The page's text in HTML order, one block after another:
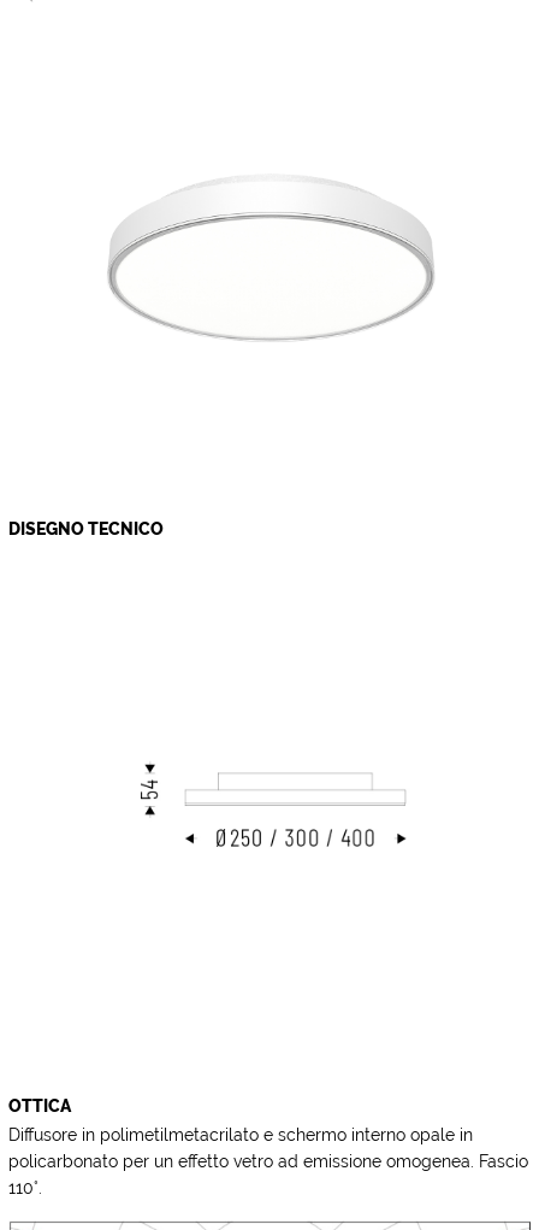
DISEGNO TECNICO
OTTICA
Diffusore in polimetilmetacrilato e schermo interno opale in
policarbonato per un effetto vetro ad emissione omogenea. Fascio
110°.